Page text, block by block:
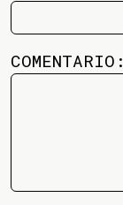
COMENTARIO: